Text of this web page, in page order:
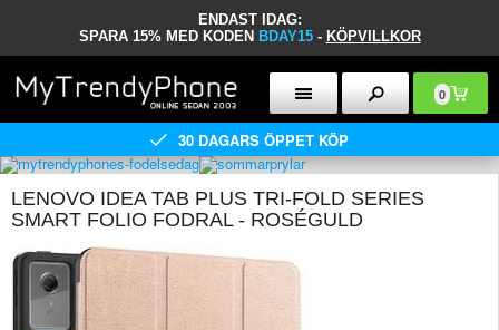
ENDAST IDAG:
SPARA 15% MED KODEN BDAY15 - KÖPVILLKOR
0
30 DAGARS ÖPPET KÖP
LENOVO IDEA TAB PLUS TRI-FOLD SERIES
SMART FOLIO FODRAL - ROSÉGULD